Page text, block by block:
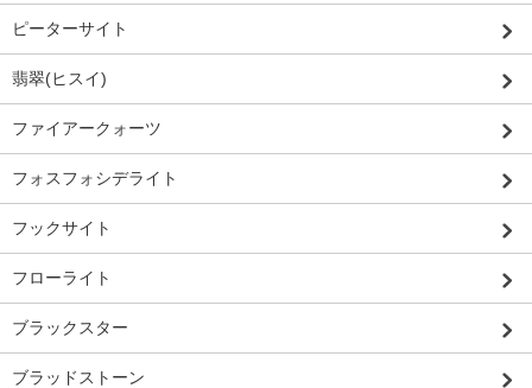
ピーターサイト
翡翠(ヒスイ)
ファイアークォーツ
フォスフォシデライト
フックサイト
フローライト
ブラックスター
ブラッドストーン